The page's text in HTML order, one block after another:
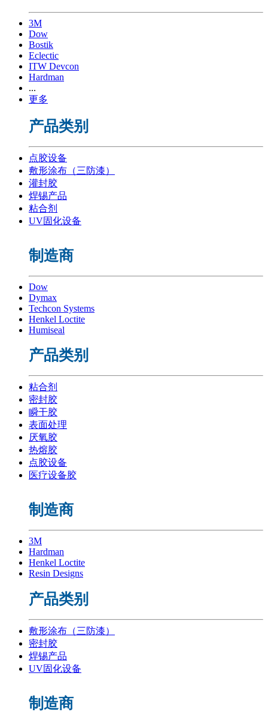
3M
Dow
Bostik
Eclectic
ITW Devcon
Hardman
...
更多
产品类别
点胶设备
敷形涂布（三防漆）
灌封胶
焊锡产品
粘合剂
UV固化设备
制造商
Dow
Dymax
Techcon Systems
Henkel Loctite
Humiseal
产品类别
粘合剂
密封胶
瞬干胶
表面处理
厌氧胶
热熔胶
点胶设备
医疗设备胶
制造商
3M
Hardman
Henkel Loctite
Resin Designs
产品类别
敷形涂布（三防漆）
密封胶
焊锡产品
UV固化设备
制造商